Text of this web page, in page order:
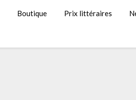
Boutique Prix littéraires